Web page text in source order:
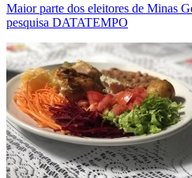
Maior parte dos eleitores de Minas
pesquisa DATATEMPO